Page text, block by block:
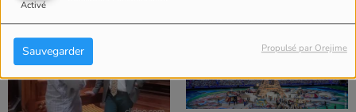
Activé
Sauvegarder Propulsé par Orejime
FESTIVAL LUMIÈRE SA